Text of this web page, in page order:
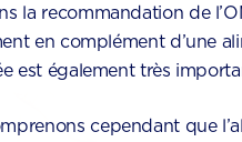
la recommandation de
en complément d’une
est également très
cependant que